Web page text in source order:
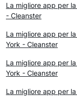
La migliore app per
- Cleanster
La migliore app per
York - Cleanster
La migliore app per
York - Cleanster
La migliore app per